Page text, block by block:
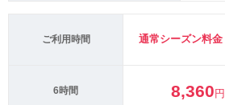
ご利用時間 通常シーズン料金
6時間 8,360円